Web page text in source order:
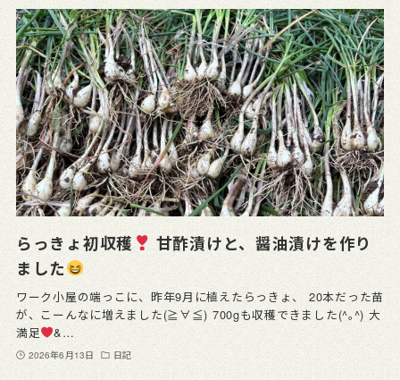
らっきょ初収穫
甘酢漬けと、醤油漬けを作り
ました
ワーク小屋の端っこに、昨年9月に植えたらっきょ、 20本だった苗
が、こーんなに増えました(≧∀≦) 700gも収穫できました(^｡^) 大
満足
&…
2026年6月13日 日記